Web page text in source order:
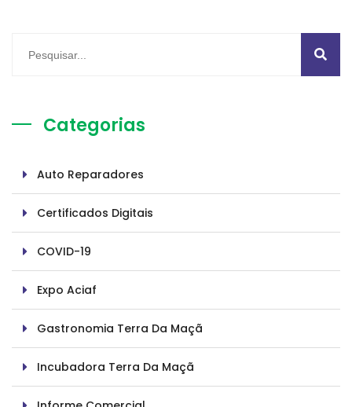
Categorias
Auto Reparadores
Certificados Digitais
COVID-19
Expo Aciaf
Gastronomia Terra Da Maçã
Incubadora Terra Da Maçã